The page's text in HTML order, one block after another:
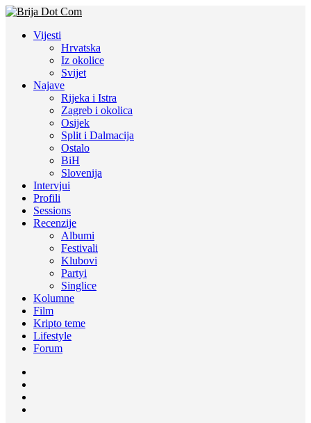
Vijesti
Hrvatska
Iz okolice
Svijet
Najave
Rijeka i Istra
Zagreb i okolica
Osijek
Split i Dalmacija
Ostalo
BiH
Slovenija
Intervjui
Profili
Sessions
Recenzije
Albumi
Festivali
Klubovi
Partyi
Singlice
Kolumne
Film
Kripto teme
Lifestyle
Forum